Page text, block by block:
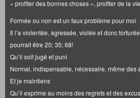
« profiter des bonnes choses », profiter de la
Formée ou non est un faux problème pour moi
Il l’a violentée, agressée, violée et donc
pourrait être 20; 35; 68!
Qu’il soit jugé et puni
Normal, indispensable, nécessaire, même des
Et je maintiens
Qu’il exprime au moins des regrets et des